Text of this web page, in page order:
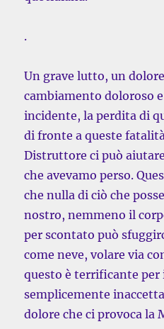
.
Un grave lutto, un
cambiamento doloroso
incidente, la perdita di
di fronte a queste
Distruttore ci può
che avevamo perso.
che nulla di ciò che
nostro, nemmeno il
per scontato può
come neve, volare via
questo è terrificante per
semplicemente
dolore che ci provoca la